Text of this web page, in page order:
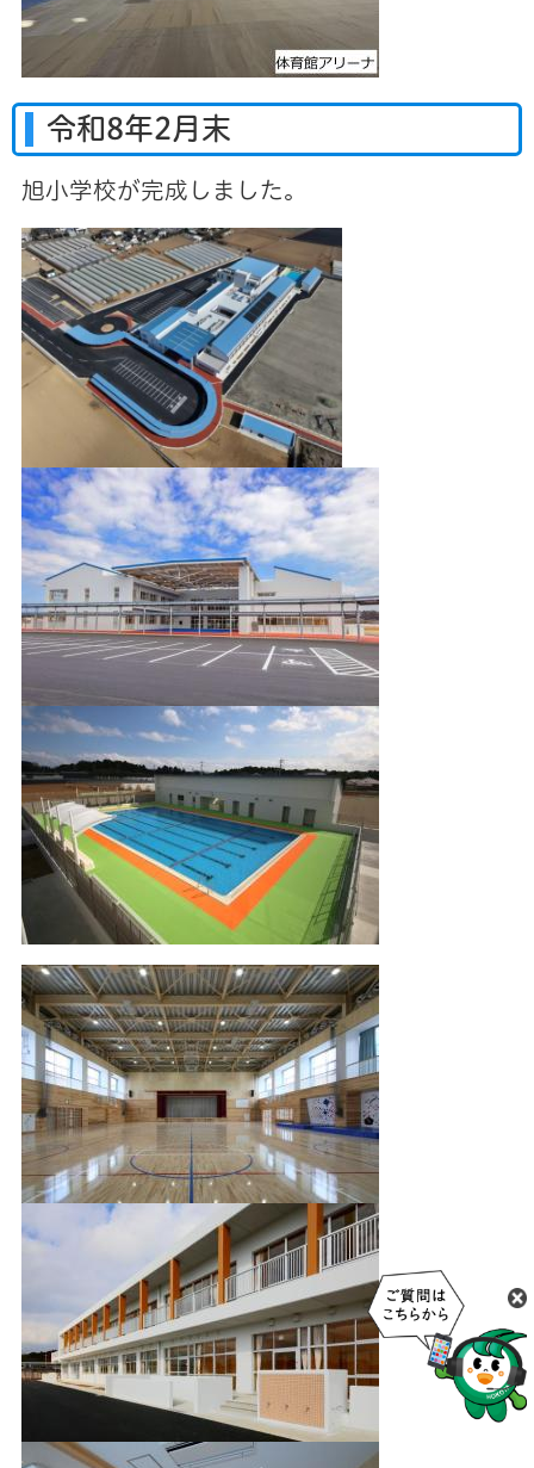
令和8年2月末
旭小学校が完成しました。